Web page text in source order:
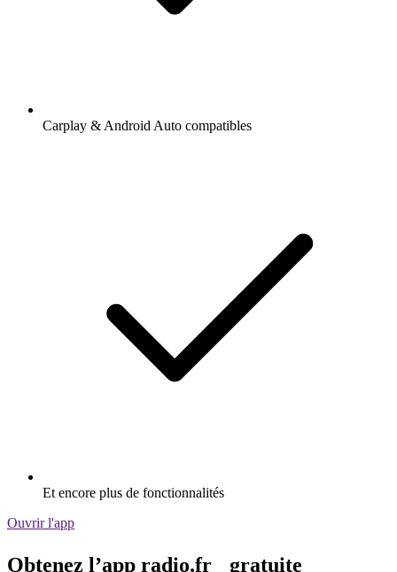
Carplay & Android Auto compatibles
Et encore plus de fonctionnalités
Ouvrir l'app
Obtenez l’app radio.fr gratuite